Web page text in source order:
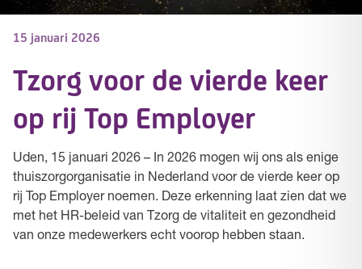
15 januari 2026
Tzorg voor de vierde keer
op rij Top Employer
Uden, 15 januari 2026 – In 2026 mogen wij ons als enige
thuiszorgorganisatie in Nederland voor de vierde keer op
rij Top Employer noemen. Deze erkenning laat zien dat we
met het HR-beleid van Tzorg de vitaliteit en gezondheid
van onze medewerkers echt voorop hebben staan.